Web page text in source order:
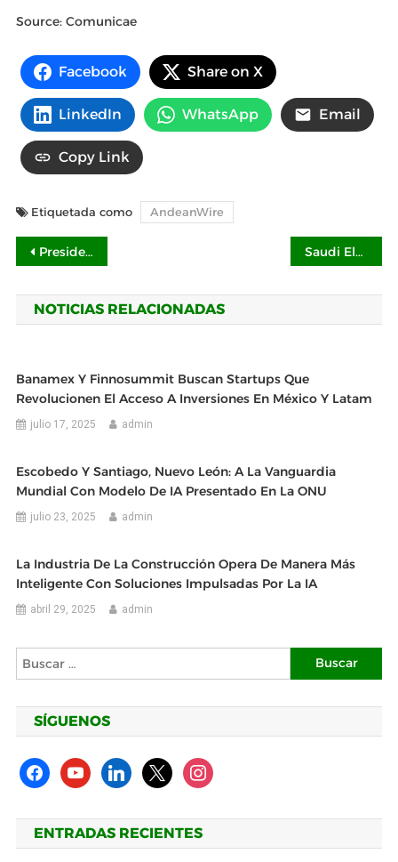
Source: Comunicae
Facebook Share on X
LinkedIn WhatsApp Email
Copy Link
Etiquetada como AndeanWire
Navegación
de
entradas
Presidente InterContinental Monterrey: turismo que diversifica y fortalece su economía Saudi Electricity Company nombra al Ing. Khalid Bin Salem AlGhamdi como Director Ejecutivo
NOTICIAS RELACIONADAS
Banamex Y Finnosummit Buscan Startups Que
Revolucionen El Acceso A Inversiones En México Y Latam
julio 17, 2025 admin
Escobedo Y Santiago, Nuevo León: A La Vanguardia
Mundial Con Modelo De IA Presentado En La ONU
julio 23, 2025 admin
La Industria De La Construcción Opera De Manera Más
Inteligente Con Soluciones Impulsadas Por La IA
abril 29, 2025 admin
Buscar:
SÍGUENOS
facebookyoutubelinkedin
x instagram
ENTRADAS RECIENTES